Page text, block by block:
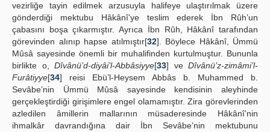
vezirliğe tayin edilmek arzusuyla halifeye ulaştırılmak üzere
gönderdiği mektubu Hâkânî’ye teslim ederek İbn Rûh’un
çabasını boşa çıkarmıştır. Ayrıca İbn Rûh, Hâkânî tarafından
görevinden alınıp hapse atılmıştır[32]. Böylece Hâkânî, Ümmü
Mûsâ sayesinde önemli bir muhalifinden kurtulmuştur. Bununla
birlikte o, Dîvânü’d-diyâi’l-Abbâsiyye[33] ve Dîvânü’z-zimâmi’l-
Furâtiyye[34] reisi Ebü’l-Heysem Abbâs b. Muhammed b.
Sevâbe’nin Ümmü Mûsâ sayesinde kendisinin aleyhinde
gerçekleştirdiği girişimlere engel olamamıştır. Zira görevlerinden
azledilen âmillerin mallarının müsaderesinde Hâkânî’nin
ihmalkâr davrandığına dair İbn Sevâbe’nin mektubunu